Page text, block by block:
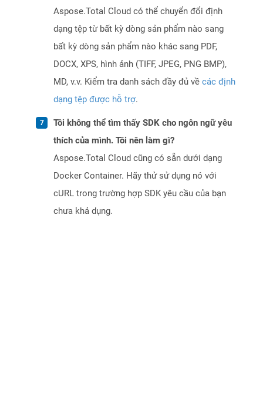
Aspose.Total Cloud có thể chuyển đổi định
dạng tệp từ bất kỳ dòng sản phẩm nào sang
bất kỳ dòng sản phẩm nào khác sang PDF,
DOCX, XPS, hình ảnh (TIFF, JPEG, PNG BMP),
MD, v.v. Kiểm tra danh sách đầy đủ về các định
dạng tệp được hỗ trợ.
Tôi không thể tìm thấy SDK cho ngôn ngữ yêu
thích của mình. Tôi nên làm gì?
Aspose.Total Cloud cũng có sẵn dưới dạng
Docker Container. Hãy thử sử dụng nó với
cURL trong trường hợp SDK yêu cầu của bạn
chưa khả dụng.